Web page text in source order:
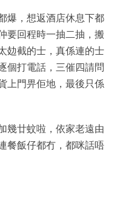
爆，想返酒店休息下都
要回程時一抽二抽，搬
攰截的士，真係連的士
個打電話，三催四請問
上門畀佢地，最後只係
幾廿蚊啦，依家老遠由
餐飯仔都冇，都咪話唔